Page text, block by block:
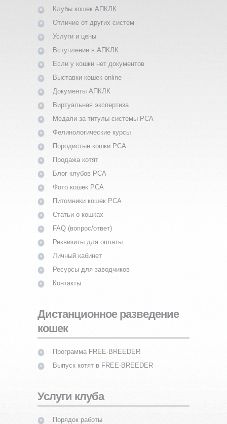
Клубы кошек АПКЛК
Отличие от других систем
Услуги и цены
Вступление в АПКЛК
Если у кошки нет документов
Выставки кошек online
Документы АПКЛК
Виртуальная экспертиза
Медали за титулы системы PCA
Фелинологические курсы
Породистые кошки PCA
Продажа котят
Блог клубов PCA
Фото кошек PCA
Питомники кошек PCA
Статьи о кошках
FAQ (вопрос/ответ)
Реквизиты для оплаты
Личный кабинет
Ресурсы для заводчиков
Контакты
Дистанционное разведение
кошек
Программа FREE-BREEDER
Выпуск котят в FREE-BREEDER
Услуги клуба
Порядок работы